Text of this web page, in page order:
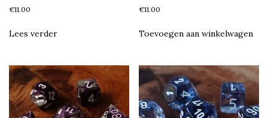
€11.00
Lees verder
€11.00
Toevoegen aan winkelwagen